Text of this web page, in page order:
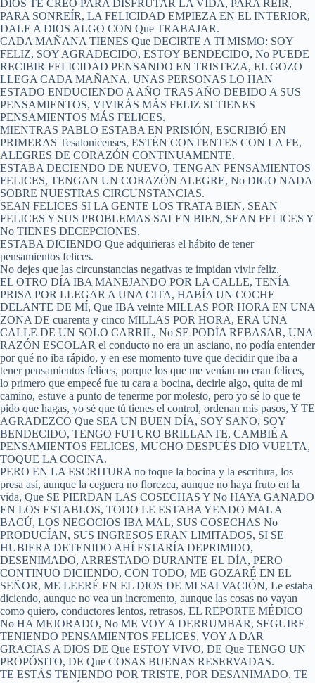
DIOS TE CREO PARA DISFRUTAR LA VIDA, PARA REÍR,
PARA SONREÍR, LA FELICIDAD EMPIEZA EN EL INTERIOR,
DALE A DIOS ALGO CON Que TRABAJAR.
CADA MAÑANA TIENES Que DECIRTE A TI MISMO: SOY
FELIZ, SOY AGRADECIDO, ESTOY BENDECIDO, No PUEDE
RECIBIR FELICIDAD PENSANDO EN TRISTEZA, EL GOZO
LLEGA CADA MAÑANA, UNAS PERSONAS LO HAN
ESTADO ENDUCIENDO A AÑO TRAS AÑO DEBIDO A SUS
PENSAMIENTOS, VIVIRÁS MÁS FELIZ SI TIENES
PENSAMIENTOS MÁS FELICES.
MIENTRAS PABLO ESTABA EN PRISIÓN, ESCRIBIÓ EN
PRIMERAS Tesalonicenses, ESTÉN CONTENTES CON LA FE,
ALEGRES DE CORAZÓN CONTINUAMENTE.
ESTABA DECIENDO DE NUEVO, TENGAN PENSAMIENTOS
FELICES, TENGAN UN CORAZÓN ALEGRE, No DIGO NADA
SOBRE NUESTRAS CIRCUNSTANCIAS.
SEAN FELICES SI LA GENTE LOS TRATA BIEN, SEAN
FELICES Y SUS PROBLEMAS SALEN BIEN, SEAN FELICES Y
No TIENES DECEPCIONES.
ESTABA DICIENDO Que adquirieras el hábito de tener
pensamientos felices.
No dejes que las circunstancias negativas te impidan vivir feliz.
EL OTRO DÍA IBA MANEJANDO POR LA CALLE, TENÍA
PRISA POR LLEGAR A UNA CITA, HABÍA UN COCHE
DELANTE DE MÍ, Que IBA veinte MILLAS POR HORA EN UNA
ZONA DE cuarenta y cinco MILLAS POR HORA, ERA UNA
CALLE DE UN SOLO CARRIL, No SE PODÍA REBASAR, UNA
RAZÓN ESCOLAR el conducto no era un asciano, no podía entender
por qué no iba rápido, y en ese momento tuve que decidir que iba a
tener pensamientos felices, porque los que me venían no eran felices,
lo primero que empecé fue tu cara a bocina, decirle algo, quita de mi
camino, estuve a punto de tenerme por molesto, pero yo sé lo que te
pido que hagas, yo sé que tú tienes el control, ordenan mis pasos, Y TE
AGRADEZCO Que SEA UN BUEN DÍA, SOY SANO, SOY
BENDECIDO, TENGO FUTURO BRILLANTE, CAMBIÉ A
PENSAMIENTOS FELICES, MUCHO DESPUÉS DIO VUELTA,
TOQUE LA COCINA.
PERO EN LA ESCRITURA no toque la bocina y la escritura, los
presa así, aunque la ceguera no florezca, aunque no haya fruto en la
vida, Que SE PIERDAN LAS COSECHAS Y No HAYA GANADO
EN LOS ESTABLOS, TODO LE ESTABA YENDO MAL A
BACÚ, LOS NEGOCIOS IBA MAL, SUS COSECHAS No
PRODUCÍAN, SUS INGRESOS ERAN LIMITADOS, SI SE
HUBIERA DETENIDO AHÍ ESTARÍA DEPRIMIDO,
DESENIMADO, ARRESTADO DURANTE EL DÍA, PERO
CONTINUO DICIENDO, CON TODO, ME GOZARÉ EN EL
SEÑOR, ME LEERÉ EN EL DIOS DE MI SALVACIÓN, Le estaba
diciendo, aunque no vea un incremento, aunque las cosas no vayan
como quiero, conductores lentos, retrasos, EL REPORTE MÉDICO
No HA MEJORADO, No ME VOY A DERRUMBAR, SEGUIRE
TENIENDO PENSAMIENTOS FELICES, VOY A DAR
GRACIAS A DIOS DE Que ESTOY VIVO, DE Que TENGO UN
PROPÓSITO, DE Que COSAS BUENAS RESERVADAS.
TE ESTÁS TENIENDO POR TRISTE, POR DESANIMADO, TE